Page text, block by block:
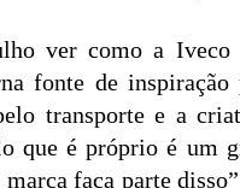
ver como a Iveco
fonte de
transporte e a
que é próprio é um
marca faça parte